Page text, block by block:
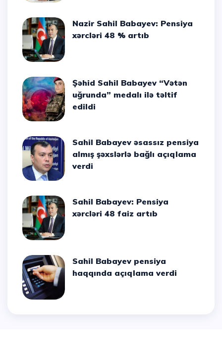
Nazir Sahil Babayev: Pensiya
xərcləri 48 % artıb
Şəhid Sahil Babayev “Vətən
uğrunda” medalı ilə təltif
edildi
Sahil Babayev əsassız pensiya
almış şəxslərlə bağlı açıqlama
verdi
Sahil Babayev: Pensiya
xərcləri 48 faiz artıb
Sahil Babayev pensiya
haqqında açıqlama verdi